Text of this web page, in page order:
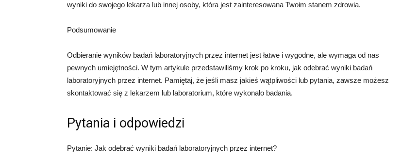
wyniki do swojego lekarza lub innej osoby, która jest zainteresowana Twoim stanem zdrowia.
Podsumowanie
Odbieranie wyników badań laboratoryjnych przez internet jest łatwe i wygodne, ale wymaga od nas
pewnych umiejętności. W tym artykule przedstawiliśmy krok po kroku, jak odebrać wyniki badań
laboratoryjnych przez internet. Pamiętaj, że jeśli masz jakieś wątpliwości lub pytania, zawsze możesz
skontaktować się z lekarzem lub laboratorium, które wykonało badania.
Pytania i odpowiedzi
Pytanie: Jak odebrać wyniki badań laboratoryjnych przez internet?